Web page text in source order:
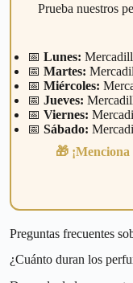
Prueba nuestros
📅 Lunes:
📅 Martes:
📅 Miércoles:
📅 Jueves:
📅 Viernes:
📅 Sábado:
🎁
Preguntas frecuentes
¿Cuánto duran los